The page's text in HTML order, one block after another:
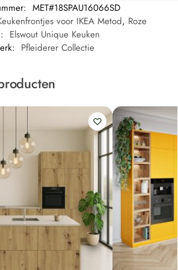
MET#18SPAU16066SD
voor IKEA Metod, Roze
Elswout Unique Keuken
Pfleiderer Collectie